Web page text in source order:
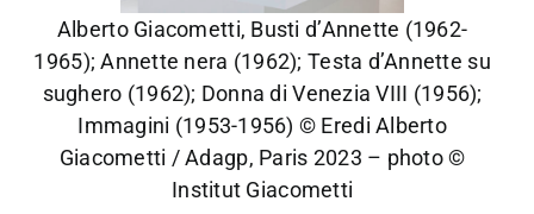
Alberto Giacometti, Busti d’Annette (1962-
1965); Annette nera (1962); Testa d’Annette su
sughero (1962); Donna di Venezia VIII (1956);
Immagini (1953-1956) © Eredi Alberto
Giacometti / Adagp, Paris 2023 – photo ©
Institut Giacometti